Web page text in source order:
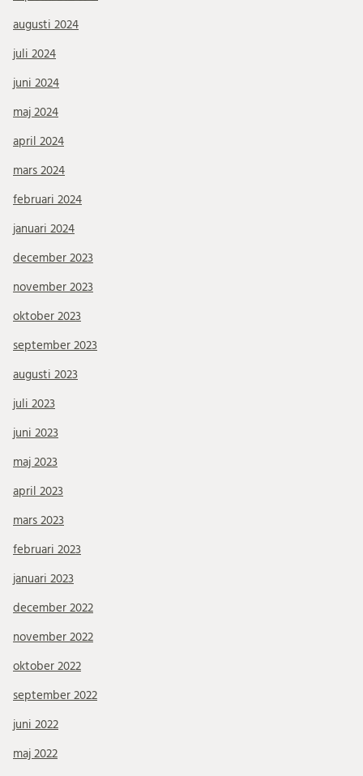
augusti 2024
juli 2024
juni 2024
maj 2024
april 2024
mars 2024
februari 2024
januari 2024
december 2023
november 2023
oktober 2023
september 2023
augusti 2023
juli 2023
juni 2023
maj 2023
april 2023
mars 2023
februari 2023
januari 2023
december 2022
november 2022
oktober 2022
september 2022
juni 2022
maj 2022